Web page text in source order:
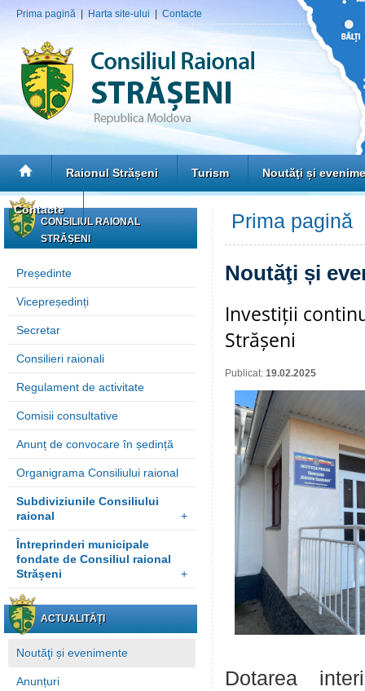
Prima pagină Harta site-ului Contacte
Raionul Strășeni Turism Noutăţi și
Contacte
CONSILIUL RAIONAL
STRĂȘENI
Președinte
Vicepreședinți
Secretar
Consilieri raionali
Regulament de activitate
Comisii consultative
Anunț de convocare în ședință
Organigrama Consiliului raional
Subdiviziunile Consiliului
raional
+
Întreprinderi municipale
fondate de Consiliul raional
Strășeni
+
ACTUALITĂȚI
Noutăţi și evenimente
Anunțuri
Prima pagină
Noutăţi și
Investiții
Strășeni
Publicat: 19.02.2025
Dotarea